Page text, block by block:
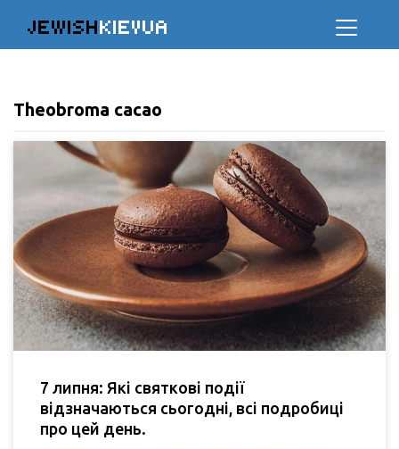
JEWISHKIEVUA
Theobroma cacao
7 липня: Які святкові події
відзначаються сьогодні, всі подробиці
про цей день.